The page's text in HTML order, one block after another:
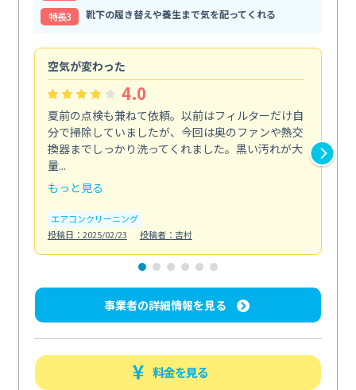
特⻑3
靴下の履き替えや養生まで気を配ってくれる
空気が変わった
4.0
夏前の点検も兼ねて依頼。以前はフィルターだけ自
分で掃除していましたが、今回は奥のファンや熱交
換器までしっかり洗ってくれました。黒い汚れが大
量...
もっと見る
エアコンクリーニング
投稿日：2025/02/23
投稿者：吉村
事業者の詳細情報を見る
料金を見る